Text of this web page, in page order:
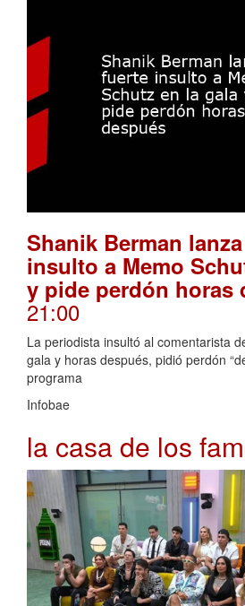
Shanik Berman
insulto a Memo
y pide perdón horas
21:00
La periodista insultó al comentarista
gala y horas después, pidió perdón
programa
Infobae
la casa de los